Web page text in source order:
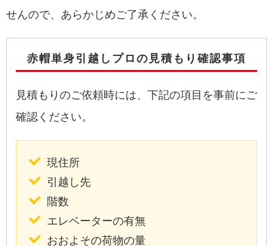
せんので、あらかじめご了承ください。
赤帽単身引越しプロの見積もり確認事項
見積もりのご依頼時には、下記の項目を事前にご
確認ください。
現住所
引越し先
階数
エレベーターの有無
おおよその荷物の量